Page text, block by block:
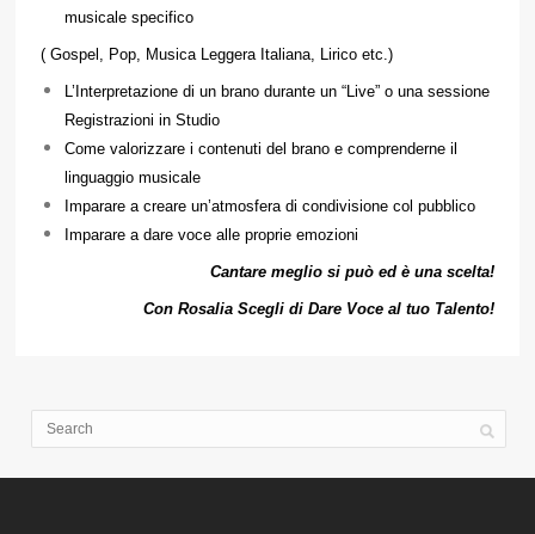
musicale specifico
( Gospel, Pop, Musica Leggera Italiana, Lirico etc.)
L’Interpretazione di un brano durante un “Live” o una sessione
Registrazioni in Studio
Come valorizzare i contenuti del brano e comprenderne il
linguaggio musicale
Imparare a creare un’atmosfera di condivisione col pubblico
Imparare a dare voce alle proprie emozioni
Cantare meglio si può ed è una scelta!
Con Rosalia Scegli di Dare Voce al tuo Talento!